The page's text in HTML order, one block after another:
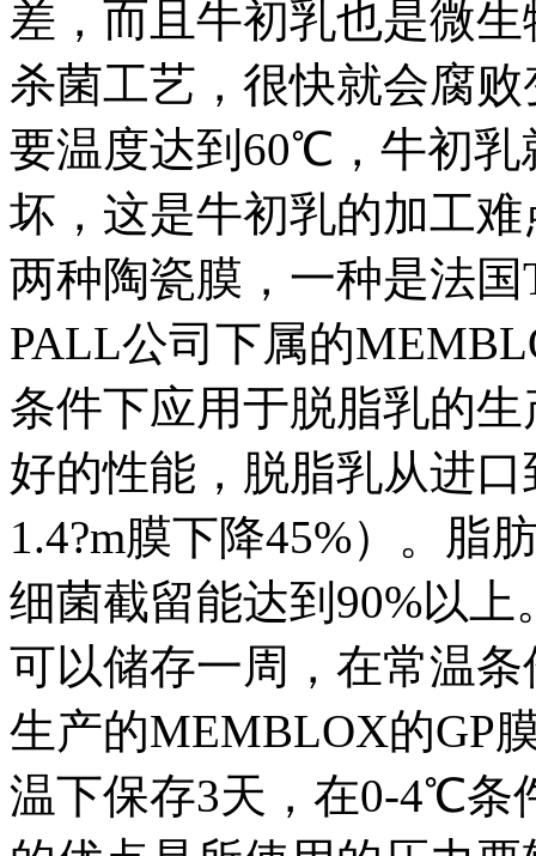
差，而且牛初乳也是微
杀菌工艺，很快就会腐
要温度达到60℃，牛初乳
坏，这是牛初乳的加工
两种陶瓷膜，一种是法
PALL公司下属的
条件下应用于脱脂乳的
好的性能，脱脂乳从进
1.4?m膜下降45%）。脂
细菌截留能达到90%以
可以储存一周，在常温
生产的MEMBLOX的GP
温下保存3天，在0-4℃条